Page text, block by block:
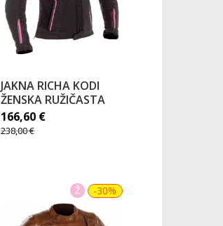
JAKNA RICHA KODI
ŽENSKA RUŽIČASTA
166,60 €
238,00€
Ž -30%